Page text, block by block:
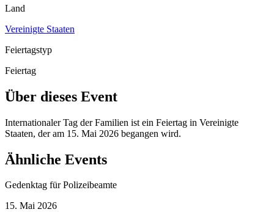
Land
Vereinigte Staaten
Feiertagstyp
Feiertag
Über dieses Event
Internationaler Tag der Familien ist ein Feiertag in Vereinigte
Staaten, der am 15. Mai 2026 begangen wird.
Ähnliche Events
Gedenktag für Polizeibeamte
15. Mai 2026